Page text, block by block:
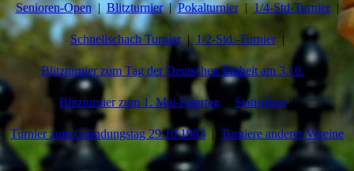
Senioren-Open Blitzturnier Pokalturnier 1/4-Std-Turnier
Schnellschach Turnier 1/2-Std.-Turnier
Blitzturnier zum Tag der Deutschen Einheit am 3.10.
Blitzturnier zum 1. Mai-Feiertag Statistiken
Turnier zum Gründungstag 29.10.1983 Turniere anderer Vereine